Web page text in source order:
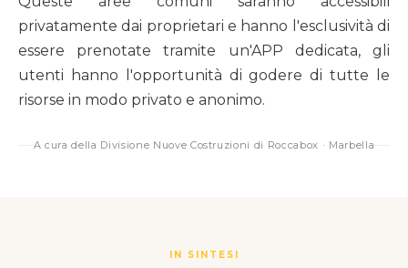
privatamente dai proprietari e hanno l'esclusività di
essere prenotate tramite un'APP dedicata, gli
utenti hanno l'opportunità di godere di tutte le
risorse in modo privato e anonimo.
A cura della Divisione Nuove Costruzioni di Roccabox · Marbella
IN SINTESI